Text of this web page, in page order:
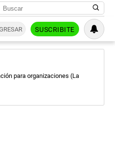
SUSCRIBITE
para organizaciones (La